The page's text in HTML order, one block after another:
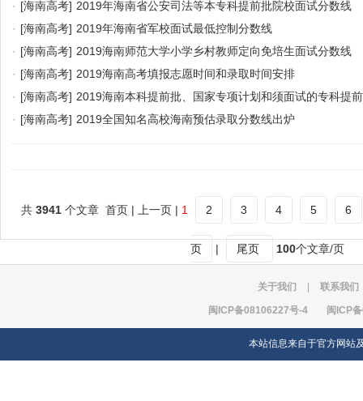
· [海南高考] 2019年海南省公安司法等本专科提前批院校面试分数线
· [海南高考] 2019年海南省军校面试最低控制分数线
· [海南高考] 2019海南师范大学小学乡村教师定向免培生面试分数线
· [海南高考] 2019海南高考填报志愿时间和录取时间安排
· [海南高考] 2019海南本科提前批、国家专项计划和须面试的专科提
· [海南高考] 2019全国知名高校海南预估录取分数线出炉
共 3941 个文章 首页 | 上一页 | 1 2 3 4 5 6
页 | 尾页 100个文章/页
关于我们 联系我们
闽ICP备08106227号-4 闽ICP
本站信息来自于官方网站